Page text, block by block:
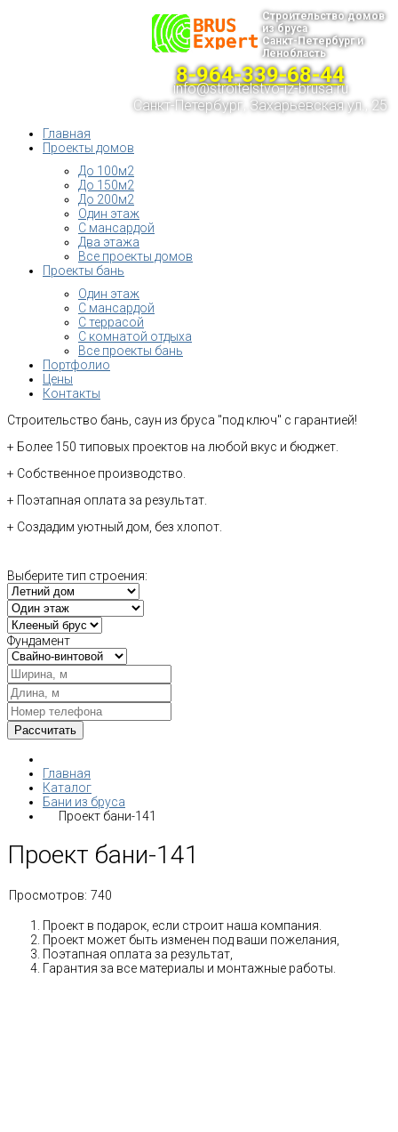
Строительство домов
из бруса
Санкт-Петербург и
Ленобласть
8-964-339-68-44
info@stroitelstvo-iz-brusa.ru
Санкт-Петербург, Захарьевская ул., 25
Главная
Проекты домов
До 100м2
До 150м2
До 200м2
Один этаж
С мансардой
Два этажа
Все проекты домов
Проекты бань
Один этаж
С мансардой
С террасой
С комнатой отдыха
Все проекты бань
Портфолио
Цены
Контакты
Строительство бань, саун из бруса "под ключ" с гарантией!
+ Более 150 типовых проектов на любой вкус и бюджет.
+ Собственное производство.
+ Поэтапная оплата за результат.
+ Создадим уютный дом, без хлопот.
Выберите тип строения:
Фундамент
Главная
Каталог
Бани из бруса
Проект бани-141
Проект бани-141
Просмотров: 740
Проект в подарок, если строит наша компания.
Проект может быть изменен под ваши пожелания,
Поэтапная оплата за результат,
Гарантия за все материалы и монтажные работы.